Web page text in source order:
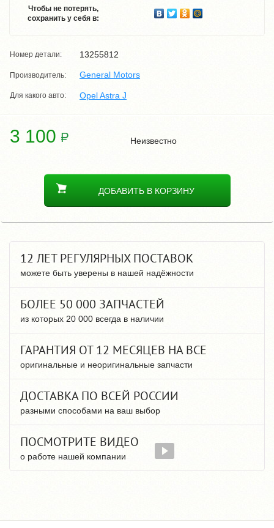
Чтобы не потерять,
сохранить у себя в:
Номер детали: 13255812
Производитель: General Motors
Для какого авто: Opel Astra J
3 100 Неизвестно
ДОБАВИТЬ В КОРЗИНУ
12 ЛЕТ РЕГУЛЯРНЫХ ПОСТАВОК
можете быть уверены в нашей надёжности
БОЛЕЕ 50 000 ЗАПЧАСТЕЙ
из которых 20 000 всегда в наличии
ГАРАНТИЯ ОТ 12 МЕСЯЦЕВ НА ВСЕ
оригинальные и неоригинальные запчасти
ДОСТАВКА ПО ВСЕЙ РОССИИ
разными способами на ваш выбор
ПОСМОТРИТЕ ВИДЕО
о работе нашей компании